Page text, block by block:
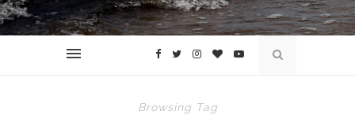
Browsing Tag